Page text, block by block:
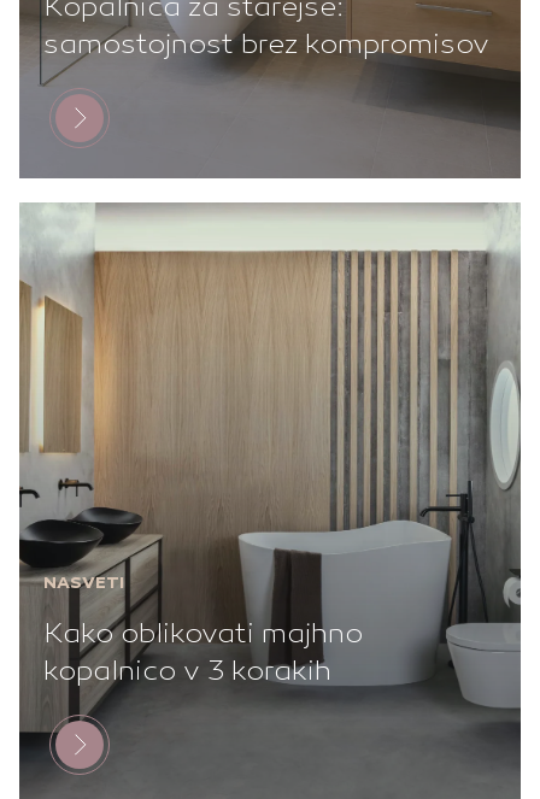
samostojnost brez kompromisov
NASVETI
Kako oblikovati majhno
kopalnico v 3 korakih